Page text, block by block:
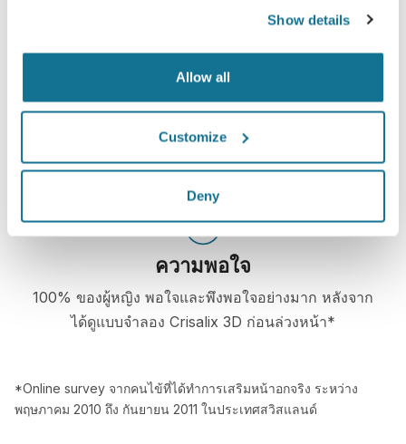
Show details
Allow all
Customize
Deny
มั่นใจ
การมีส่วนร่วมในกระบวนการตัดสินใจช่วยให้คนไข้
ความพอใจ
100% ของผู้หญิง พอใจและพึงพอใจอย่างมาก หลังจาก
ได้ดูแบบจำลอง Crisalix 3D ก่อนล่วงหน้า*
*Online survey จากคนไข้ที่ได้ทำการเสริมหน้าอกจริง ระหว่าง
พฤษภาคม 2010 ถึง กันยายน 2011 ในประเทศสวิสแลนด์